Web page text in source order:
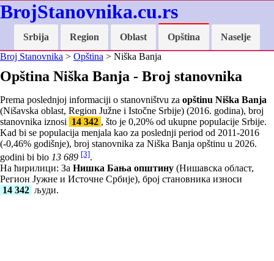
BrojStanovnika.cu.rs
Srbija Region Oblast Opština
Naselje
Broj Stanovnika > Opština > Niška Banja
Opština Niška Banja - Broj stanovnika
Prema poslednjoj informaciji o stanovništvu za opštinu Niška Banja
(Nišavska oblast, Region Južne i Istočne Srbije) (2016. godina), broj
stanovnika iznosi 14 342 , što je 0,20% od ukupne populacije Srbije.
Kad bi se populacija menjala kao za poslednji period od 2011-2016
(-0,46% godišnje), broj stanovnika za Niška Banja opštinu u 2026.
godini bi bio 13 689 [3].
На ћирилици: За Нишка Бања општину (Нишавска област,
Регион Јужне и Источне Србије), број становника износи
14 342 људи.